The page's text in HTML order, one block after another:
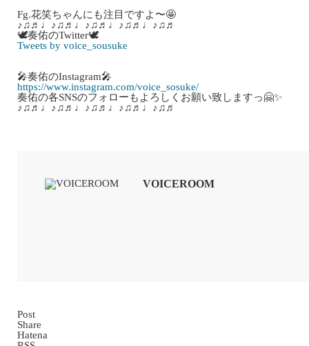
Fg.花笑ちゃんにも注目ですよ〜🤩
♪♫♬♩♪♫♬♩♪♫♬♩♪♫♬♩♪♫♬
🕊奏佑のTwitter🕊
Tweets by voice_sousuke
🎤奏佑のInstagram🎤
https://www.instagram.com/voice_sosuke/
奏佑の各SNSのフォローもよろしくお願い致しますっ🤗✨
♪♫♬♩♪♫♬♩♪♫♬♩♪♫♬♩♪♫♬
VOICEROOM
Post
Share
Hatena